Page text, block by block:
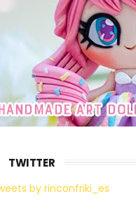
TWITTER
by rinconfriki_es